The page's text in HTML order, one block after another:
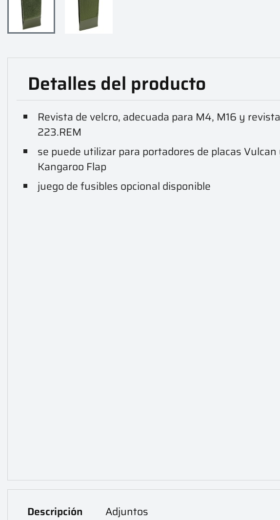
Detalles del producto
Revista de velcro, adecuada para M4, M16 y
223.REM
se puede utilizar para portadores de placas Vulcan
Kangaroo Flap
juego de fusibles opcional disponible
Descripción Adjuntos